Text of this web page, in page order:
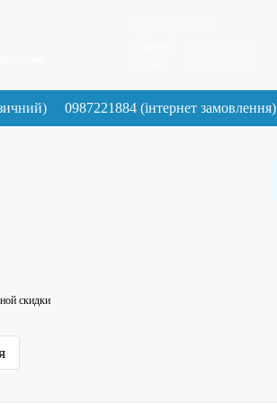
0987221884 (інтернет замовлення)
скидки